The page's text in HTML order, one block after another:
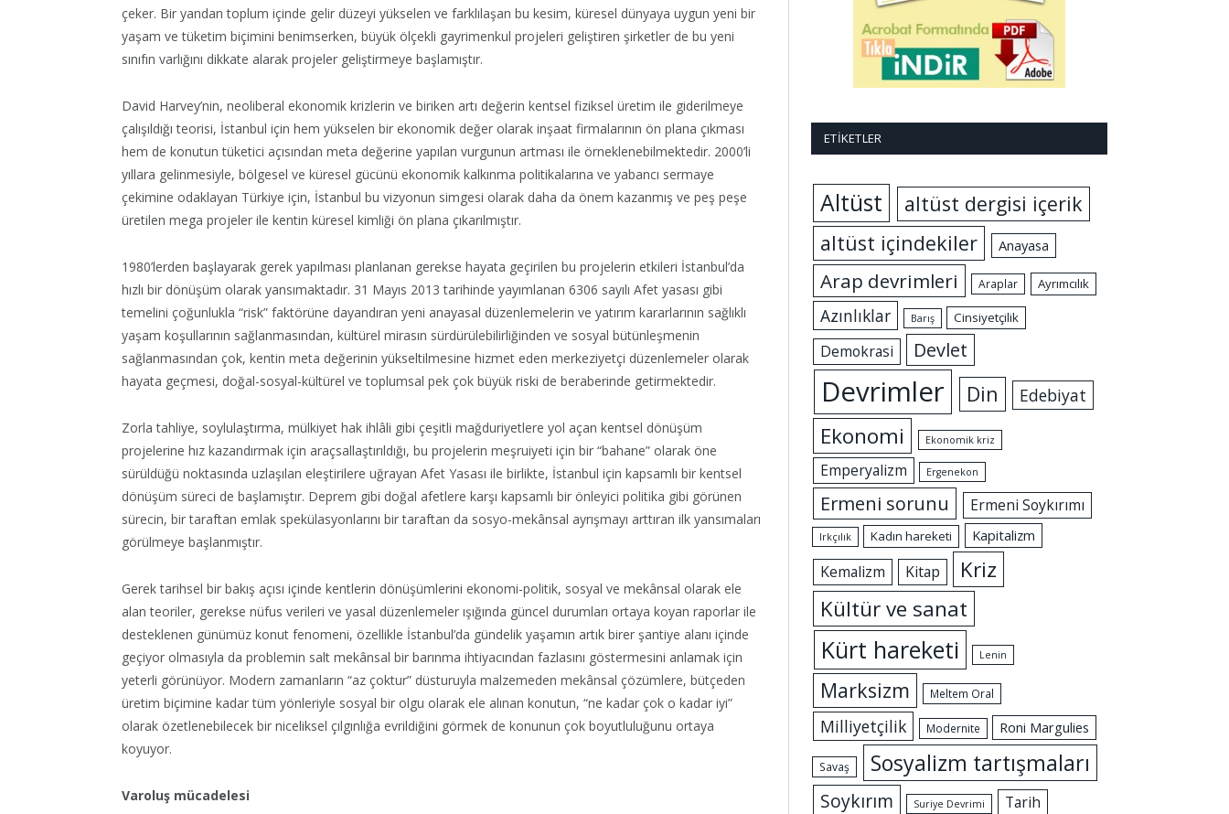
çeker. Bir yandan toplum içinde gelir düzeyi yükselen ve farklılaşan bu kesim, küresel dünyaya uygun yeni bir
yaşam ve tüketim biçimini benimserken, büyük ölçekli gayrimenkul projeleri geliştiren şirketler de bu yeni
sınıfın varlığını dikkate alarak projeler geliştirmeye başlamıştır.
David Harvey’nin, neoliberal ekonomik krizlerin ve biriken artı değerin kentsel fiziksel üretim ile giderilmeye
çalışıldığı teorisi, İstanbul için hem yükselen bir ekonomik değer olarak inşaat firmalarının ön plana çıkması
hem de konutun tüketici açısından meta değerine yapılan vurgunun artması ile örneklenebilmektedir. 2000’li
yıllara gelinmesiyle, bölgesel ve küresel gücünü ekonomik kalkınma politikalarına ve yabancı sermaye
çekimine odaklayan Türkiye için, İstanbul bu vizyonun simgesi olarak daha da önem kazanmış ve peş peşe
üretilen mega projeler ile kentin küresel kimliği ön plana çıkarılmıştır.
1980’lerden başlayarak gerek yapılması planlanan gerekse hayata geçirilen bu projelerin etkileri İstanbul’da
hızlı bir dönüşüm olarak yansımaktadır. 31 Mayıs 2013 tarihinde yayımlanan 6306 sayılı Afet yasası gibi
temelini çoğunlukla “risk” faktörüne dayandıran yeni anayasal düzenlemelerin ve yatırım kararlarının sağlıklı
yaşam koşullarının sağlanmasından, kültürel mirasın sürdürülebilirliğinden ve sosyal bütünleşmenin
sağlanmasından çok, kentin meta değerinin yükseltilmesine hizmet eden merkeziyetçi düzenlemeler olarak
hayata geçmesi, doğal-sosyal-kültürel ve toplumsal pek çok büyük riski de beraberinde getirmektedir.
Zorla tahliye, soylulaştırma, mülkiyet hak ihlâli gibi çeşitli mağduriyetlere yol açan kentsel dönüşüm
projelerine hız kazandırmak için araçsallaştırıldığı, bu projelerin meşruiyeti için bir “bahane” olarak öne
sürüldüğü noktasında uzlaşılan eleştirilere uğrayan Afet Yasası ile birlikte, İstanbul için kapsamlı bir kentsel
dönüşüm süreci de başlamıştır. Deprem gibi doğal afetlere karşı kapsamlı bir önleyici politika gibi görünen
sürecin, bir taraftan emlak spekülasyonlarını bir taraftan da sosyo-mekânsal ayrışmayı arttıran ilk yansımaları
görülmeye başlanmıştır.
Gerek tarihsel bir bakış açısı içinde kentlerin dönüşümlerini ekonomi-politik, sosyal ve mekânsal olarak ele
alan teoriler, gerekse nüfus verileri ve yasal düzenlemeler ışığında güncel durumları ortaya koyan raporlar ile
desteklenen günümüz konut fenomeni, özellikle İstanbul’da gündelik yaşamın artık birer şantiye alanı içinde
geçiyor olmasıyla da problemin salt mekânsal bir barınma ihtiyacından fazlasını göstermesini anlamak için
yeterli görünüyor. Modern zamanların “az çoktur” düsturuyla malzemeden mekânsal çözümlere, bütçeden
üretim biçimine kadar tüm yönleriyle sosyal bir olgu olarak ele alınan konutun, “ne kadar çok o kadar iyi”
olarak özetlenebilecek bir niceliksel çılgınlığa evrildiğini görmek de konunun çok boyutluluğunu ortaya
koyuyor.
Varoluş mücadelesi
ETIKETLER
Altüst
altüst dergisi içerik
altüst içindekiler
Anayasa
Arap devrimleri Araplar Ayrımcılık
Azınlıklar Barış Cinsiyetçilik
Demokrasi Devlet
Devrimler Din Edebiyat
Ekonomi Ekonomik kriz
Emperyalizm Ergenekon
Ermeni sorunu Ermeni Soykırımı
Irkçılık Kadın hareketi Kapitalizm
Kemalizm Kitap
Kriz
Kültür ve sanat
Kürt hareketi Lenin
Marksizm Meltem Oral
Milliyetçilik Modernite Roni Margulies
Savaş Sosyalizm tartışmaları
Soykırım Suriye Devrimi Tarih